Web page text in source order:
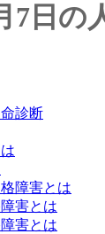
7日の
診断
障害とは
害とは
害とは